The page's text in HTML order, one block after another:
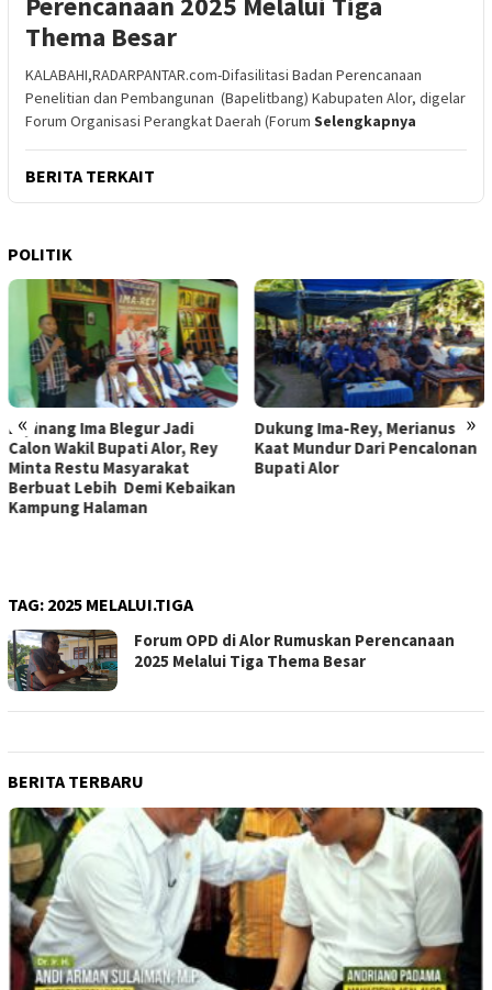
Thema Besar
KALABAHI,RADARPANTAR.com-Difasilitasi Badan Perencanaan
Penelitian dan Pembangunan (Bapelitbang) Kabupaten Alor, digelar
Forum Organisasi Perangkat Daerah (Forum Selengkapnya
BERITA TERKAIT
POLITIK
« »
Dukung Ima-Rey, Merianus
Kaat Mundur Dari Pencalonan
Bupati Alor
MK Hapus Ambang Batas
Parlemen 4 Persen, Berlaku
Mulai 2029
TAG: 2025 MELALUI.TIGA
Forum OPD di Alor Rumuskan Perencanaan
2025 Melalui Tiga Thema Besar
BERITA TERBARU